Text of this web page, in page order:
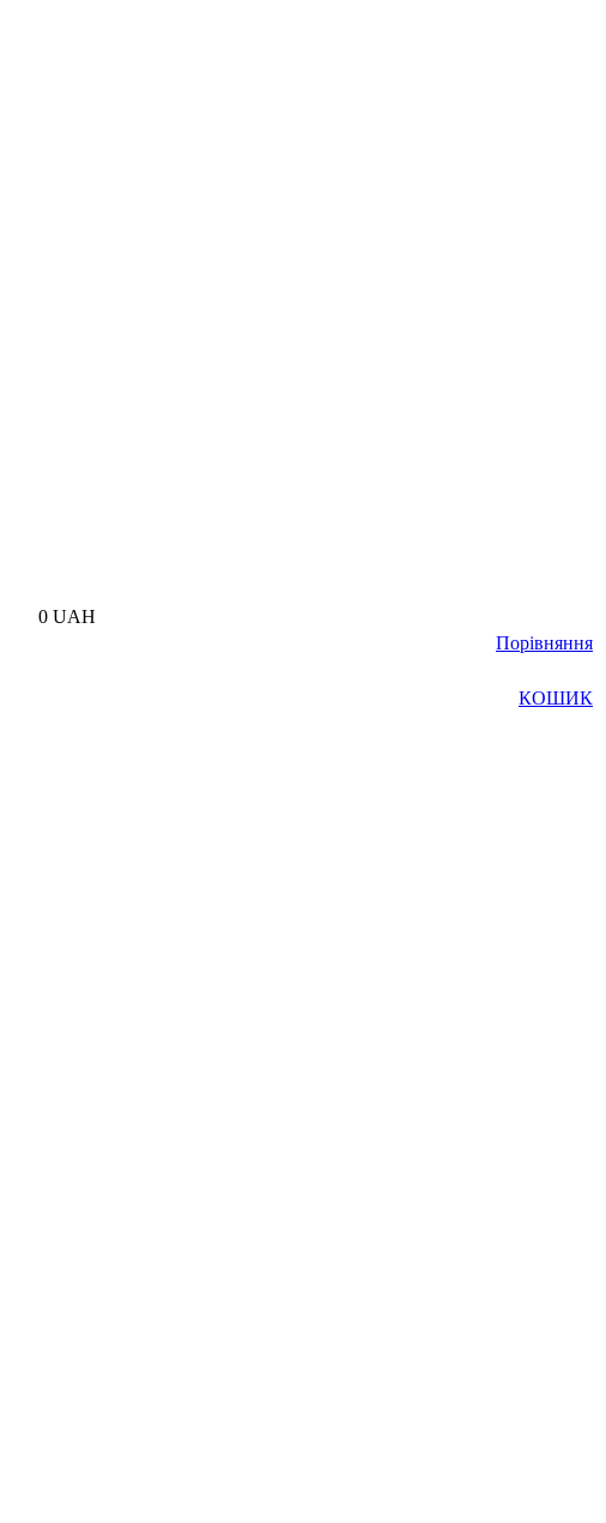
0 UAH
Порівняння
КОШИК